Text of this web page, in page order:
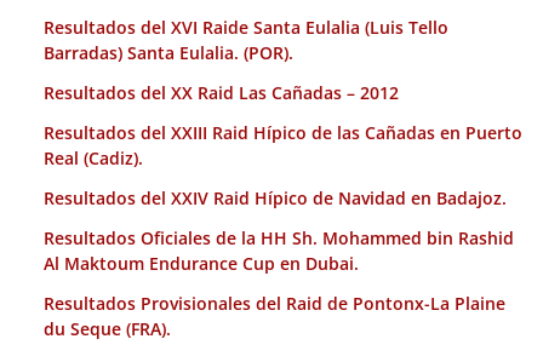
Resultados del XVI Raide Santa Eulalia (Luis Tello
Barradas) Santa Eulalia. (POR).
Resultados del XX Raid Las Cañadas – 2012
Resultados del XXIII Raid Hípico de las Cañadas en Puerto
Real (Cadiz).
Resultados del XXIV Raid Hípico de Navidad en Badajoz.
Resultados Oficiales de la HH Sh. Mohammed bin Rashid
Al Maktoum Endurance Cup en Dubai.
Resultados Provisionales del Raid de Pontonx-La Plaine
du Seque (FRA).